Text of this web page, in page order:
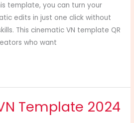
template, you can turn your
edits in just one click without
This cinematic VN template QR
who want
Template 2024